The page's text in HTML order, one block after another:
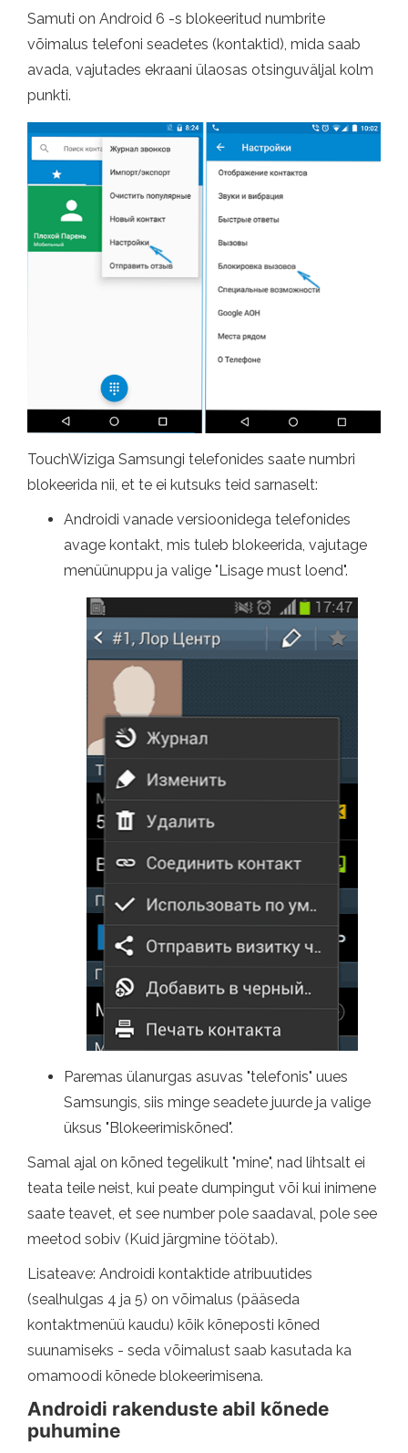
Samuti on Android 6 -s blokeeritud numbrite
võimalus telefoni seadetes (kontaktid), mida saab
avada, vajutades ekraani ülaosas otsinguväljal kolm
punkti.
TouchWiziga Samsungi telefonides saate numbri
blokeerida nii, et te ei kutsuks teid sarnaselt:
Androidi vanade versioonidega telefonides
avage kontakt, mis tuleb blokeerida, vajutage
menüünuppu ja valige "Lisage must loend".
Paremas ülanurgas asuvas "telefonis" uues
Samsungis, siis minge seadete juurde ja valige
üksus "Blokeerimiskõned".
Samal ajal on kõned tegelikult "mine", nad lihtsalt ei
teata teile neist, kui peate dumpingut või kui inimene
saate teavet, et see number pole saadaval, pole see
meetod sobiv (Kuid järgmine töötab).
Lisateave: Androidi kontaktide atribuutides
(sealhulgas 4 ja 5) on võimalus (pääseda
kontaktmenüü kaudu) kõik kõneposti kõned
suunamiseks - seda võimalust saab kasutada ka
omamoodi kõnede blokeerimisena.
Androidi rakenduste abil kõnede
puhumine